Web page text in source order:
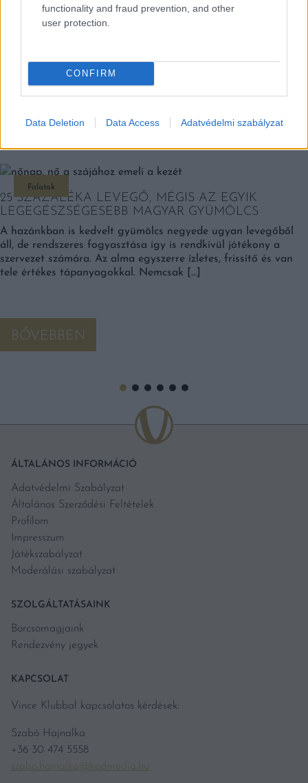
functionality and fraud prevention, and other
user protection.
CONFIRM
Data Deletion Data Access Adatvédelmi szabályzat
EZEK IS ÉRDEKELHETNEK
Falatok
25 SZÁZALÉKA LEVEGŐ, MÉGIS AZ EGYIK
LEGEGÉSZSÉGESEBB MAGYAR GYÜMÖLCS
A hazánkban is kedvelt gyümölcs negyede ugyan levegőből
áll, de rendszeres fogyasztása így is rendkívül jótékony a
szervezet számára. Az alma egyszerre ízletes, frissítő és van
tele értékes tápanyagokkal. Nemcsak […]
BŐVEBBEN
ÁLTALÁNOS INFORMÁCIÓ
Adatvédelmi Szabályzat
Általános Szerződési Feltételek
Profilom
Impresszum
Játékszabályzat
Moderálási szabályzat
SZOLGÁLTATÁSAINK
Borcsomagjaink
Rendezvény jegyek
KAPCSOLAT
Vince Klubbal kapcsolatos kérdések:
Szabó Hajnalka
+36 30 474 5558
szabo.hajnalka@kodmedia.hu